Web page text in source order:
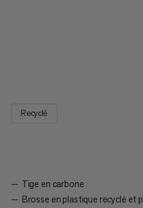
Recyclé
Tige en carbone
Brosse en plastique recyclé et